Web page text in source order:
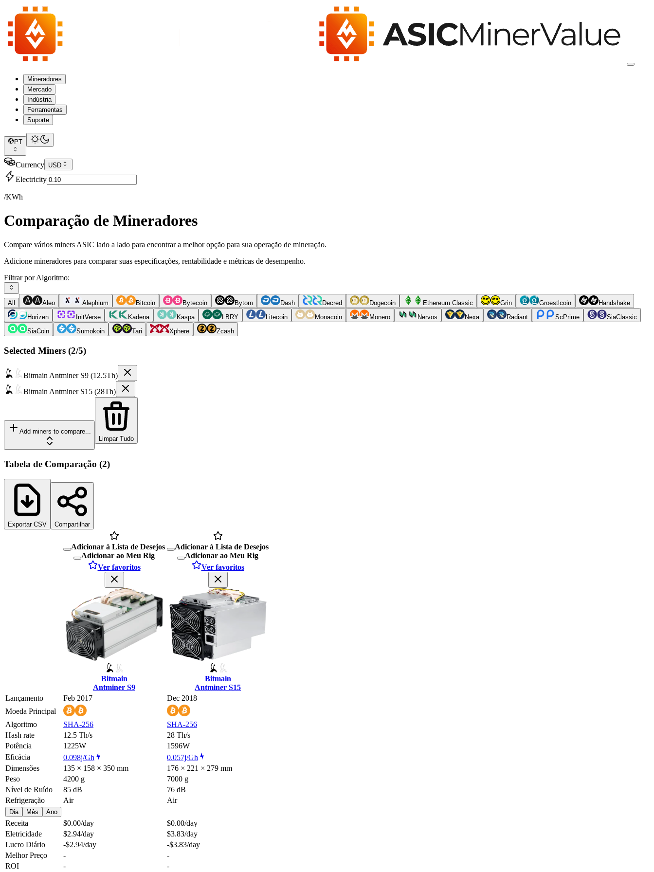
Mineradores
Mercado
Indústria
Ferramentas
Suporte
PT
Currency USD
Electricity
/KWh
Comparação de Mineradores
Compare vários miners ASIC lado a lado para encontrar a melhor opção para sua operação de mineração.
Adicione mineradores para comparar suas especificações, rentabilidade e métricas de desempenho.
Filtrar por Algoritmo:
All Aleo Alephium Bitcoin Bytecoin Bytom Dash Decred Dogecoin Ethereum Classic Grin Groestlcoin
Handshake
Horizen
InitVerse Kadena Kaspa LBRY Litecoin Monacoin Monero Nervos Nexa Radiant ScPrime
SiaClassic
SiaCoin
Sumokoin Tari Xphere Zcash
Selected Miners (2/5)
Bitmain Antminer S9 (12.5Th)
Bitmain Antminer S15 (28Th)
Add miners to compare...
Limpar Tudo
Tabela de Comparação (2)
Exportar CSV Compartilhar
Adicionar à Lista de Desejos
Adicionar ao Meu Rig
Ver favoritos
Bitmain
Antminer S9
Adicionar à Lista de Desejos
Adicionar ao Meu Rig
Ver favoritos
Bitmain
Antminer S15
Lançamento
Feb 2017
Dec 2018
Moeda Principal
Algoritmo
SHA-256
SHA-256
Hash rate
12.5 Th/s
28 Th/s
Potência
1225W
1596W
Eficácia
0.098j/Gh
0.057j/Gh
Dimensões
135 × 158 × 350 mm
176 × 221 × 279 mm
Peso
4200 g
7000 g
Nível de Ruído
85 dB
76 dB
Refrigeração
Air Air
Dia Mês Ano
Receita $0.00/day $0.00/day
Eletricidade
$2.94/day $3.83/day
Lucro Diário
-$2.94/day -$3.83/day
Melhor Preço
-
-
ROI
- -